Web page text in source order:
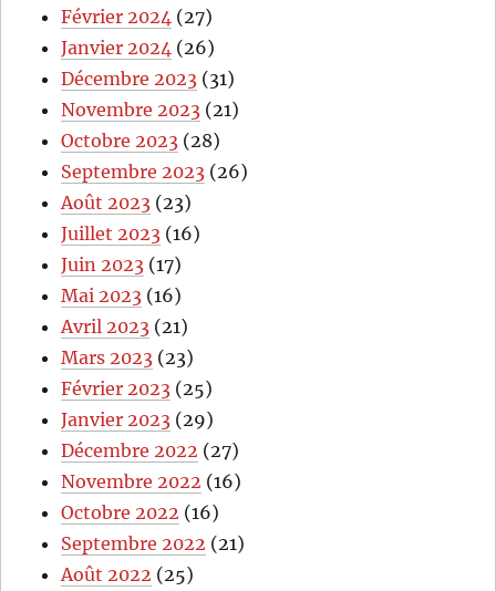
Février 2024 (27)
Janvier 2024 (26)
Décembre 2023 (31)
Novembre 2023 (21)
Octobre 2023 (28)
Septembre 2023 (26)
Août 2023 (23)
Juillet 2023 (16)
Juin 2023 (17)
Mai 2023 (16)
Avril 2023 (21)
Mars 2023 (23)
Février 2023 (25)
Janvier 2023 (29)
Décembre 2022 (27)
Novembre 2022 (16)
Octobre 2022 (16)
Septembre 2022 (21)
Août 2022 (25)